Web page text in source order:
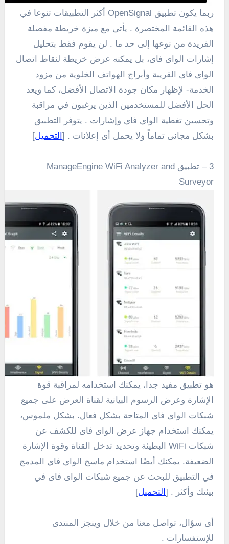
ربما يكون تطبيق OpenSignal أكثر التطبيقات تنوعا في
هذه القائمة المختصرة . يأتى مع ميزة خريطة مفصلة
الفريدة من نوعها إلى حد ما . لن يقوم فقط بتحليل
إشارات الواى فاى، بل يمكنه عرض خريطة لنقاط اتصال
الواى فاى القريبة وأبراج الهواتف الخلوية من مزود
الخدمة- لإظهار مكان جودة الاتصال الأفضل، كما ويعد
الحل الأفضل للمستخدمين الذين يرغبون في مراقبة
وتحسين تغطية الواي فاي وإشارات . يتوفر التطبيق
بشكل مجانى تماماً ولا يحمل أى إعلانات . [التحميل]
3 – تطبيق ManageEngine WiFi Analyzer and
Surveyor
هو تطبيق مفيد جدا، يمكنك استخدامه لمراقبة قوة
الإشارة وعرض الرسوم البيانية لقناة العرض على جميع
شبكات الواى فاى المتاحة بشكل فعال. بشكل ملموس،
يمكنك استخدام جهاز عرض الواى فاى للكشف عن
شبكات WiFi البطيئة وتحديد تدخل القناة وقوة الإشارة
الضعيفة. يمكنك أيضًا استخدام ماسح الواي فاي المدمج
في التطبيق للبحث عن جميع شبكات الواى فاى في
بيئتك وأكثر . [التحميل]
أى سؤال، تواصل معنا من خلال وينجز المنتدى
للإستفسارات .